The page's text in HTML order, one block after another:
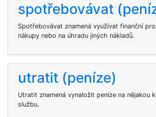
spotřebovávat
Spotřebovávat znamená využívat finanční
nákupy nebo na úhradu jiných nákladů.
utratit (peníze)
Utratit znamená vynaložit peníze na nějakou
službu.